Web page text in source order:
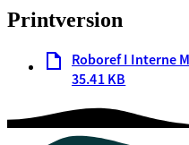
Printversion
Roboref I Interne
35.41 KB